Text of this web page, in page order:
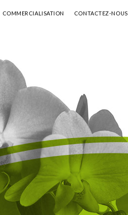
COMMERCIALISATION CONTACTEZ-NOUS